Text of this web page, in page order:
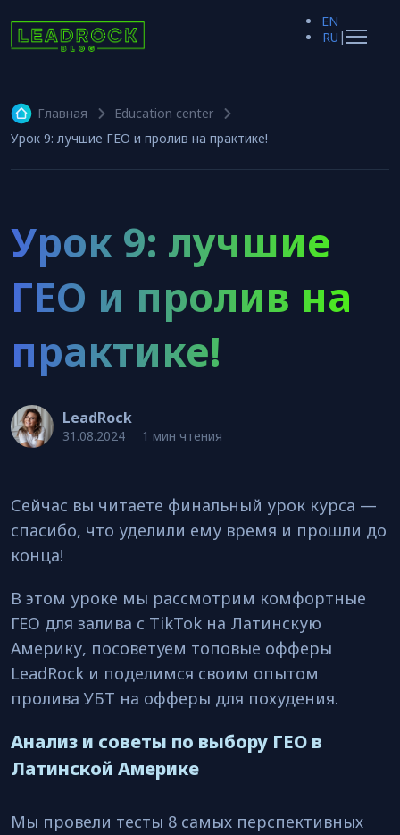
EN
RU |
Главная
Education center
Урок 9: лучшие ГЕО и пролив на практике!
Урок 9: лучшие
ГЕО и пролив на
практике!
LeadRock
31.08.2024 1 мин чтения
Сейчас вы читаете финальный урок курса —
спасибо, что уделили ему время и прошли до
конца!
В этом уроке мы рассмотрим комфортные
ГЕО для залива с TikTok на Латинскую
Америку, посоветуем топовые офферы
LeadRock и поделимся своим опытом
пролива УБТ на офферы для похудения.
Анализ и советы по выбору ГЕО в
Латинской Америке
Мы провели тесты 8 самых перспективных